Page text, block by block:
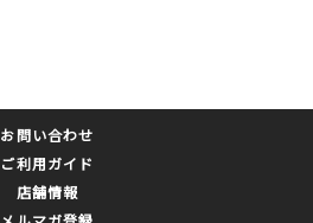
お問い合わせ
ご利用ガイド
店舗情報